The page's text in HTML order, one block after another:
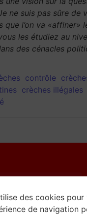
ne suis pas sûre de
que l’on va «affiner»
les étudiez au
des cénacles
contrôle
crèches illégales
Légales
des cookies
de navigation